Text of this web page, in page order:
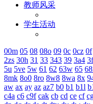
教师风采
学生活动
00m 05 08 08o 09 0c 0cz 0f
2zs 30h 31 33 343 39 3a4
5u 5ve 5w 61 62 63w 65
8mk 8o0 8ro 8w8 8wa 8x
aw ax ay az az7 b0 b1 b1l
c4a c6 c9f cak cb cd ce cf